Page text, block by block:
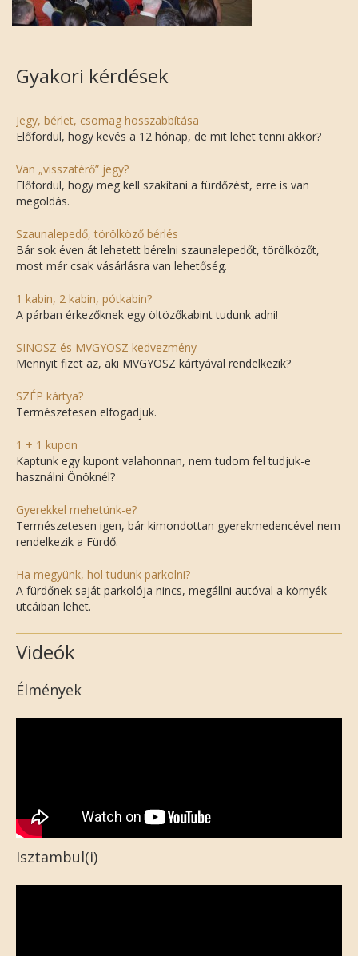
Gyakori kérdések
Jegy, bérlet, csomag hosszabbítása
Előfordul, hogy kevés a 12 hónap, de mit lehet tenni akkor?
Van „visszatérő” jegy?
Előfordul, hogy meg kell szakítani a fürdőzést, erre is van
megoldás.
Szaunalepedő, törölköző bérlés
Bár sok éven át lehetett bérelni szaunalepedőt, törölközőt,
most már csak vásárlásra van lehetőség.
1 kabin, 2 kabin, pótkabin?
A párban érkezőknek egy öltözőkabint tudunk adni!
SINOSZ és MVGYOSZ kedvezmény
Mennyit fizet az, aki MVGYOSZ kártyával rendelkezik?
SZÉP kártya?
Természetesen elfogadjuk.
1 + 1 kupon
Kaptunk egy kupont valahonnan, nem tudom fel tudjuk-e
használni Önöknél?
Gyerekkel mehetünk-e?
Természetesen igen, bár kimondottan gyerekmedencével nem
rendelkezik a Fürdő.
Ha megyünk, hol tudunk parkolni?
A fürdőnek saját parkolója nincs, megállni autóval a környék
utcáiban lehet.
Videók
Élmények
Isztambul(i)